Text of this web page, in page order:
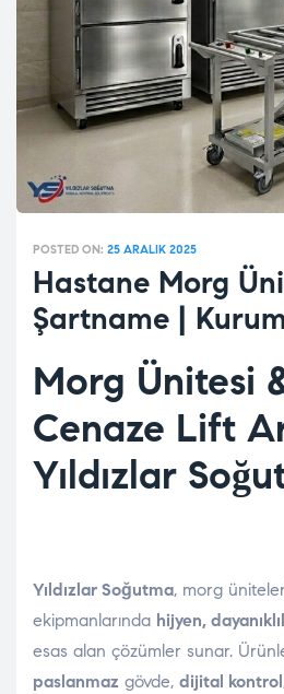
POSTED ON: 25 ARALIK 2025
Hastane Morg
Şartname |
Morg Ünitesi
Cenaze Lift
Yıldızlar
Yıldızlar Soğutma, morg
ekipmanlarında hijyen,
esas alan çözümler sunar.
paslanmaz gövde, dijital kontrol